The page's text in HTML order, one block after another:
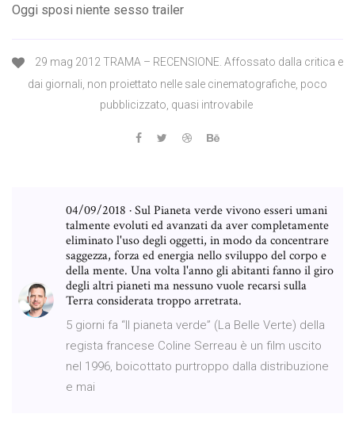
Oggi sposi niente sesso trailer
29 mag 2012 TRAMA – RECENSIONE. Affossato dalla critica e
dai giornali, non proiettato nelle sale cinematografiche, poco
pubblicizzato, quasi introvabile
04/09/2018 · Sul Pianeta verde vivono esseri umani
talmente evoluti ed avanzati da aver completamente
eliminato l'uso degli oggetti, in modo da concentrare
saggezza, forza ed energia nello sviluppo del corpo e
della mente. Una volta l'anno gli abitanti fanno il giro
degli altri pianeti ma nessuno vuole recarsi sulla
Terra considerata troppo arretrata.
5 giorni fa “Il pianeta verde” (La Belle Verte) della
regista francese Coline Serreau è un film uscito
nel 1996, boicottato purtroppo dalla distribuzione
e mai